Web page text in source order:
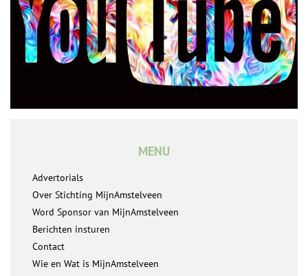
MENU
Advertorials
Over Stichting MijnAmstelveen
Word Sponsor van MijnAmstelveen
Berichten insturen
Contact
Wie en Wat is MijnAmstelveen